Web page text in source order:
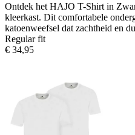
Ontdek het HAJO T-Shirt in
kleerkast. Dit comfortabele
katoenweefsel dat zachtheid en
Regular fit
€ 34,95